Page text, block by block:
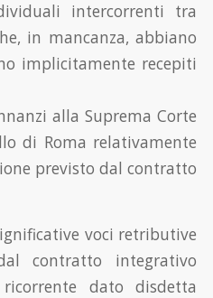
intercorrenti tra
in mancanza, abbiano
implicitamente recepiti
alla Suprema Corte
di Roma relativamente
previsto dal contratto
voci retributive
contratto integrativo
dato disdetta